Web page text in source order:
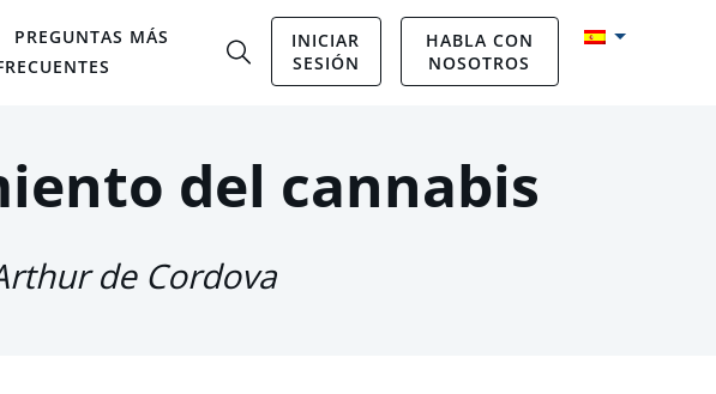
PREGUNTAS MÁS
INICIAR
SESIÓN
HABLA CON
NOSOTROS
del cannabis
de Cordova